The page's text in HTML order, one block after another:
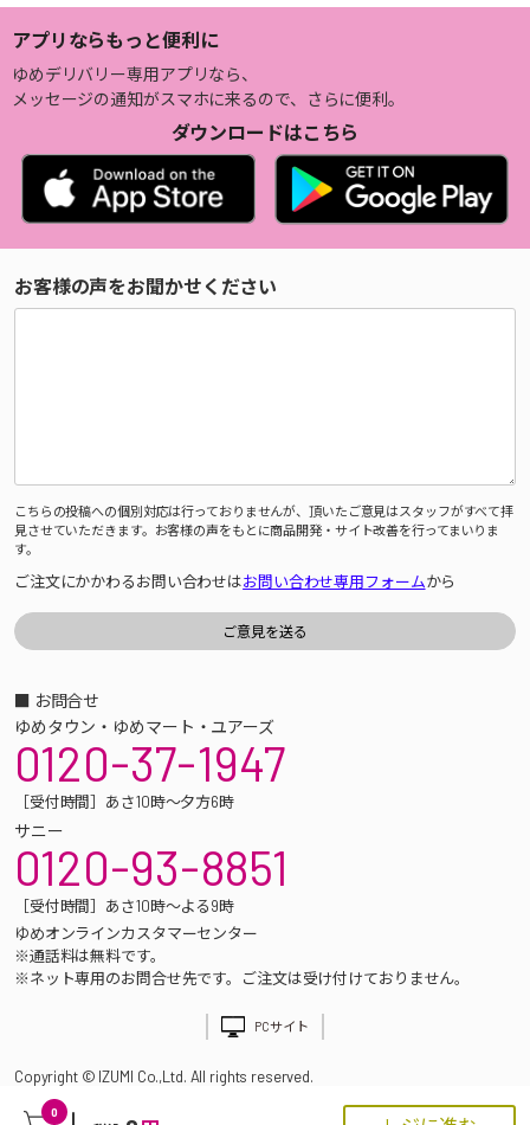
0
アプリならもっと便利に
ゆめデリバリー専用アプリなら、
メッセージの通知がスマホに来るので、さらに便利。
ダウンロードはこちら
お客様の声をお聞かせください
こちらの投稿への個別対応は行っておりませんが、頂いたご意見はスタッフがすべて拝
見させていただきます。お客様の声をもとに商品開発・サイト改善を行ってまいりま
す。
ご注文にかかわるお問い合わせはお問い合わせ専用フォームから
■ お問合せ
ゆめタウン・ゆめマート・ユアーズ
0120-37-1947
［受付時間］あさ10時～夕方6時
サニー
0120-93-8851
［受付時間］あさ10時～よる9時
ゆめオンラインカスタマーセンター
※通話料は無料です。
※ネット専用のお問合せ先です。ご注文は受け付けておりません。
PCサイト
Copyright © IZUMI Co.,Ltd. All rights reserved.